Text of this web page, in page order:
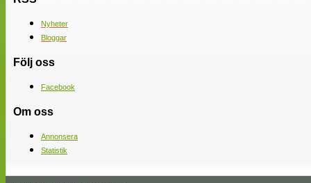
Nyheter
Bloggar
Följ oss
Facebook
Om oss
Annonsera
Statistik